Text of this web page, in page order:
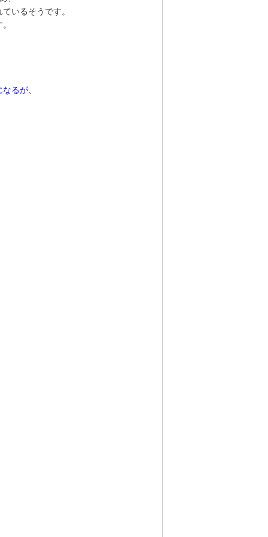
いるそうです。
るが、